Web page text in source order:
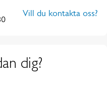
Vill du kontakta oss?
dig?